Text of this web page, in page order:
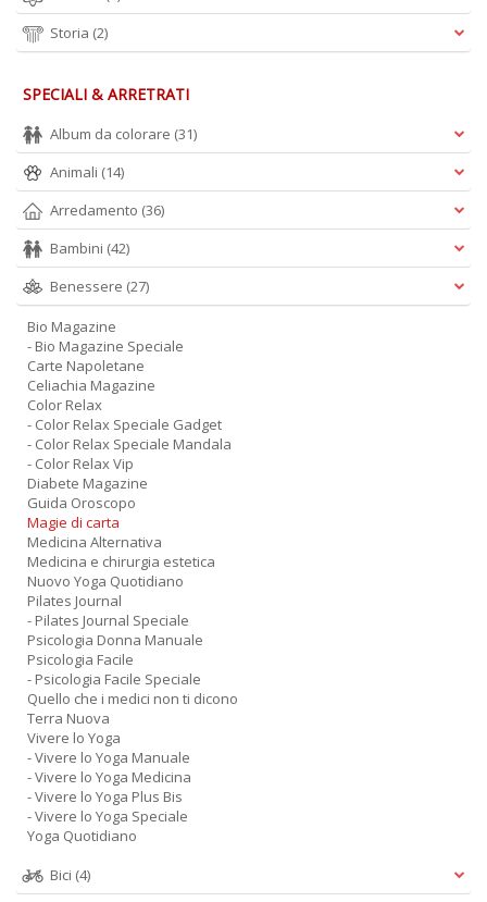
Storia (2)
SPECIALI & ARRETRATI
Album da colorare (31)
Animali (14)
Arredamento (36)
Bambini (42)
Benessere (27)
Bio Magazine
- Bio Magazine Speciale
Carte Napoletane
Celiachia Magazine
Color Relax
- Color Relax Speciale Gadget
- Color Relax Speciale Mandala
- Color Relax Vip
Diabete Magazine
Guida Oroscopo
Magie di carta
Medicina Alternativa
Medicina e chirurgia estetica
Nuovo Yoga Quotidiano
Pilates Journal
- Pilates Journal Speciale
Psicologia Donna Manuale
Psicologia Facile
- Psicologia Facile Speciale
Quello che i medici non ti dicono
Terra Nuova
Vivere lo Yoga
- Vivere lo Yoga Manuale
- Vivere lo Yoga Medicina
- Vivere lo Yoga Plus Bis
- Vivere lo Yoga Speciale
Yoga Quotidiano
Bici (4)